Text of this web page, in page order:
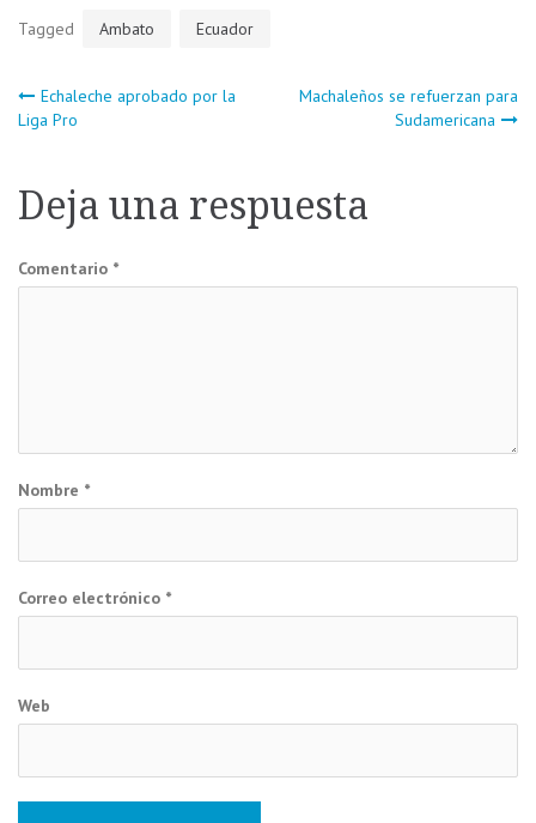
Tagged Ambato Ecuador
Navegación
entradas
Echaleche aprobado por la
Liga Pro
Machaleños se refuerzan para
Sudamericana
Deja una respuesta
Comentario *
Nombre *
Correo electrónico *
Web